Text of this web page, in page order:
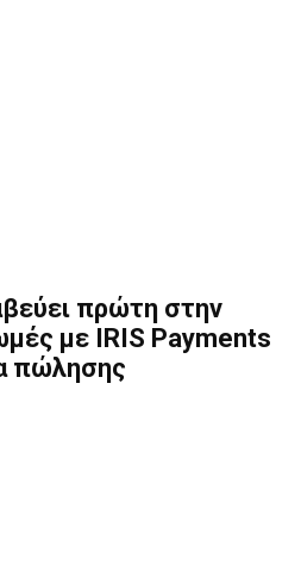
πρώτη στην
με IRIS Payments
πώλησης